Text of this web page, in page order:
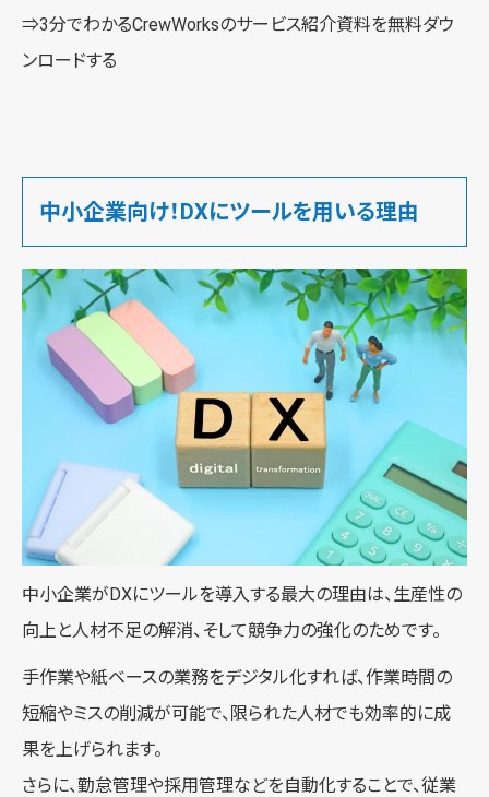
⇒3分でわかるCrewWorksのサービス紹介資料を無料ダウ
ンロードする
中小企業向け！DXにツールを用いる理由
中小企業がDXにツールを導入する最大の理由は、生産性の
向上と人材不足の解消、そして競争力の強化のためです。
手作業や紙ベースの業務をデジタル化すれば、作業時間の
短縮やミスの削減が可能で、限られた人材でも効率的に成
果を上げられます。
さらに、勤怠管理や採用管理などを自動化することで、従業